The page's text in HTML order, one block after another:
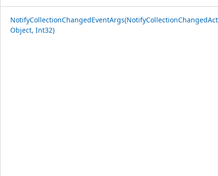
Object, Int32)